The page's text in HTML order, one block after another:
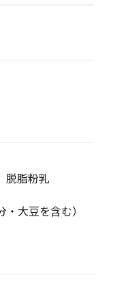
脱脂粉乳
大豆を含む）